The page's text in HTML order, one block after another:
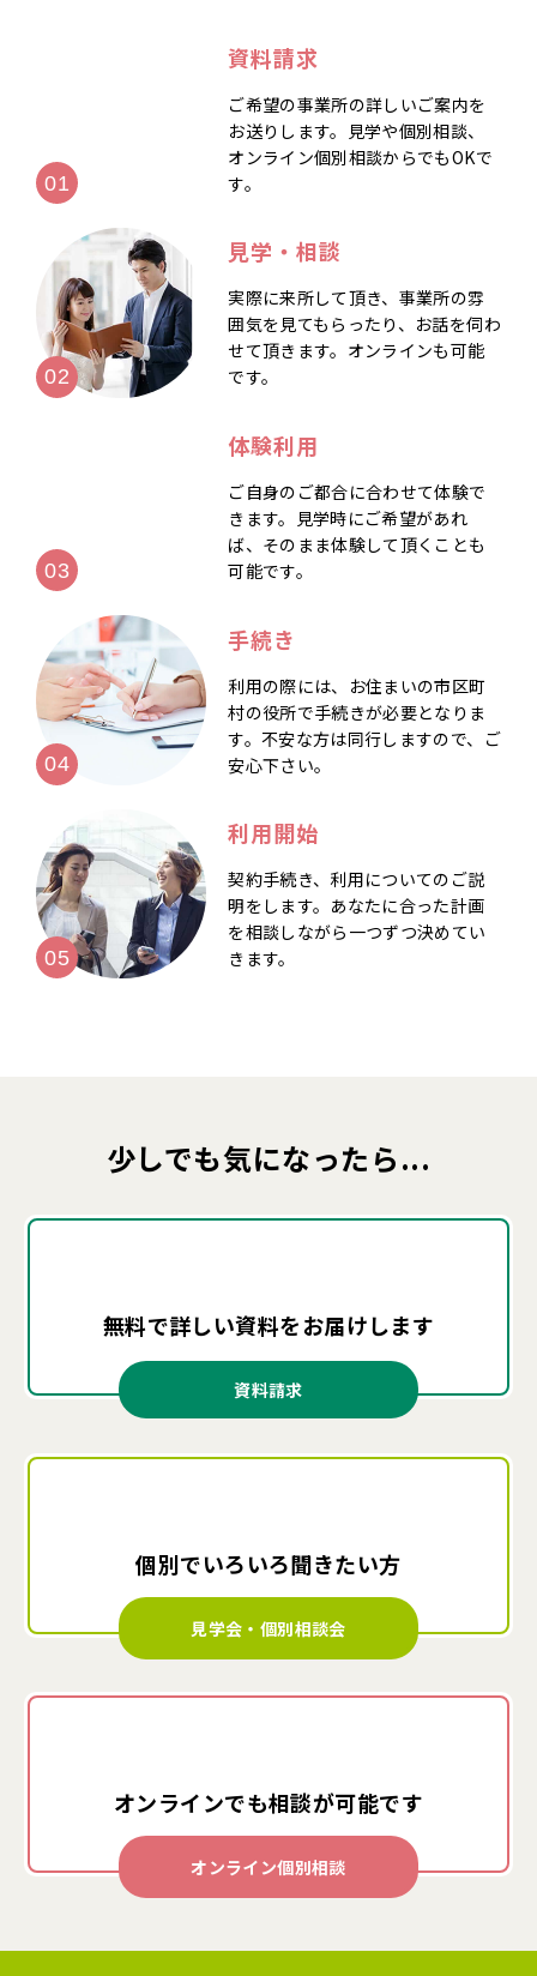
資料請求
ご希望の事業所の詳しいご案内を
お送りします。見学や個別相談、
オンライン個別相談からでもOKで
す。
見学・相談
実際に来所して頂き、事業所の雰
囲気を見てもらったり、お話を伺わ
せて頂きます。オンラインも可能
です。
体験利用
ご自身のご都合に合わせて体験で
きます。見学時にご希望があれ
ば、そのまま体験して頂くことも
可能です。
手続き
利用の際には、お住まいの市区町
村の役所で手続きが必要となりま
す。不安な方は同行しますので、ご
安心下さい。
利用開始
契約手続き、利用についてのご説
明をします。あなたに合った計画
を相談しながら一つずつ決めてい
きます。
少しでも気になったら...
無料で詳しい資料をお届けします
資料請求
個別でいろいろ聞きたい方
見学会・個別相談会
オンラインでも相談が可能です
オンライン個別相談